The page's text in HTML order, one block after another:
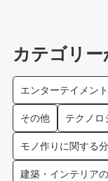
カテゴリ
エンターテイメン
その他 テクノロ
モノ作りに関する
建築・インテリア